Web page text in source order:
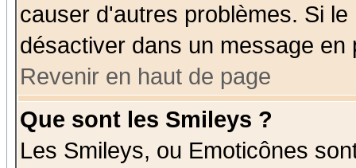
causer d'autres problèmes. Si
désactiver dans un message
Revenir en haut de page
Que sont les Smileys ?
Les Smileys, ou Emoticônes